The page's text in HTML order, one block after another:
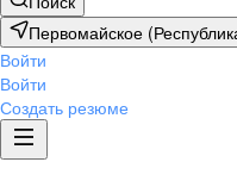
Первомайское
Войти
Войти
Создать резюме